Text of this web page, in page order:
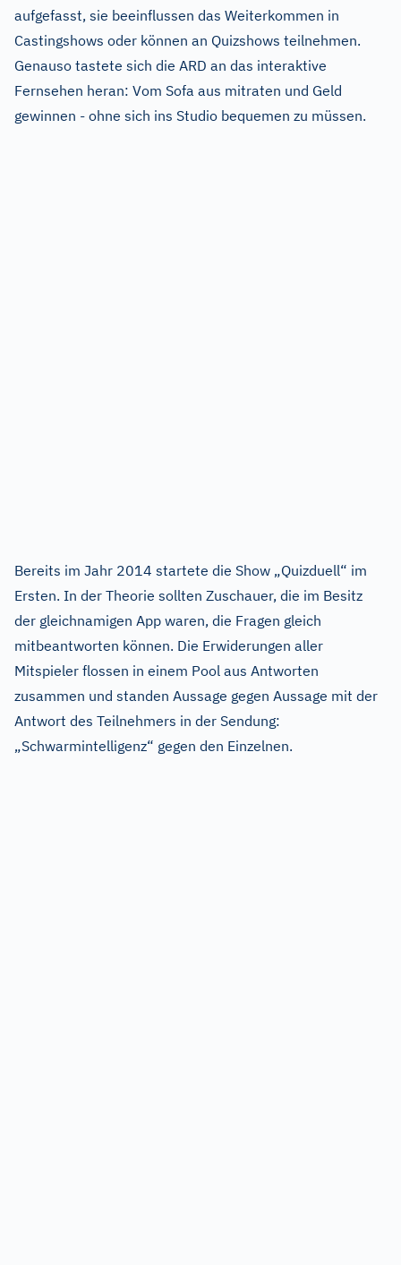
aufgefasst, sie beeinflussen das Weiterkommen in
Castingshows oder können an Quizshows teilnehmen.
Genauso tastete sich die ARD an das interaktive
Fernsehen heran: Vom Sofa aus mitraten und Geld
gewinnen - ohne sich ins Studio bequemen zu müssen.
Bereits im Jahr 2014 startete die Show „Quizduell“ im
Ersten. In der Theorie sollten Zuschauer, die im Besitz
der gleichnamigen App waren, die Fragen gleich
mitbeantworten können. Die Erwiderungen aller
Mitspieler flossen in einem Pool aus Antworten
zusammen und standen Aussage gegen Aussage mit der
Antwort des Teilnehmers in der Sendung:
„Schwarmintelligenz“ gegen den Einzelnen.